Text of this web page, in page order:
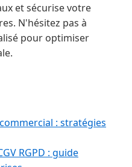
et sécurise votre
N'hésitez pas à
pour optimiser
: stratégies
RGPD : guide